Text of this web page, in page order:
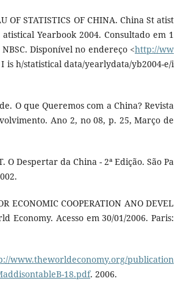
OF STATISTICS OF CHINA. China St atist
atistical Yearbook 2004. Consultado em 1
Disponível no endereço <http://ww
is h/statistical data/yearlydata/yb2004-e/i
O que Queremos com a China? Revista
Ano 2, no 08, p. 25, Março de
O Despertar da China - 2ª Edição. São Pa
ECONOMIC COOPERATION ANO DEVEL
Economy. Acesso em 30/01/2006. Paris:
www.theworldeconomy.org/publication
18.pdf. 2006.